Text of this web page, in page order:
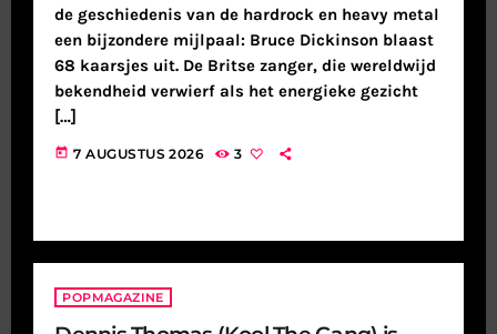
de geschiedenis van de hardrock en heavy metal
een bijzondere mijlpaal: Bruce Dickinson blaast
68 kaarsjes uit. De Britse zanger, die wereldwijd
bekendheid verwierf als het energieke gezicht
[…]
today 7 AUGUSTUS 2026 3
POPMAGAZINE